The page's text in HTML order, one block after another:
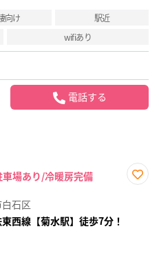
向け
駅近
wifiあり
電話する
場あり/冷暖房完備
石区
西線【菊水駅】徒歩7分！